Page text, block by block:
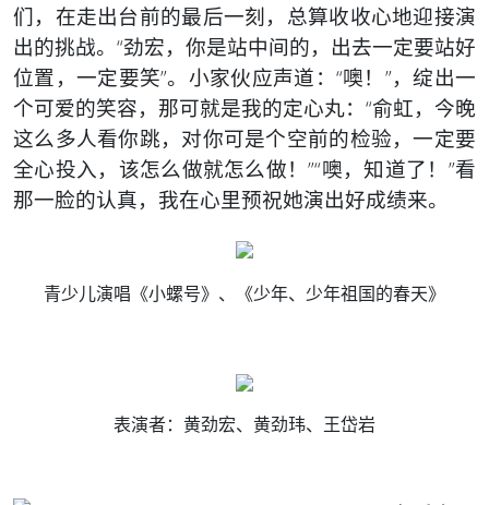
们，在走出台前的最后一刻，总算收收心地迎接演
出的挑战。“劲宏，你是站中间的，出去一定要站好
位置，一定要笑”。小家伙应声道：“噢！”，绽出一
个可爱的笑容，那可就是我的定心丸：“俞虹，今晚
这么多人看你跳，对你可是个空前的检验，一定要
全心投入，该怎么做就怎么做！”“噢，知道了！”看
那一脸的认真，我在心里预祝她演出好成绩来。
青少儿演唱《小螺号》、《少年、少年祖国的春天》
表演者：黄劲宏、黄劲玮、王岱岩